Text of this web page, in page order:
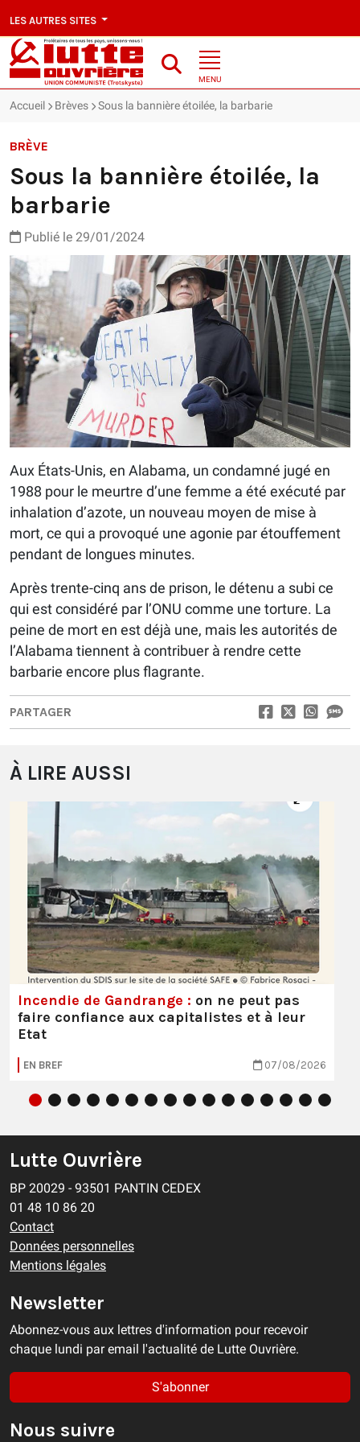
LES AUTRES SITES
MENU
Accueil Brèves Sous la bannière étoilée, la barbarie
BRÈVE
Sous la bannière étoilée, la
barbarie
Publié le 29/01/2024
Aux États-Unis, en Alabama, un condamné jugé en
1988 pour le meurtre d’une femme a été exécuté par
inhalation d’azote, un nouveau moyen de mise à
mort, ce qui a provoqué une agonie par étouffement
pendant de longues minutes.
Après trente-cinq ans de prison, le détenu a subi ce
qui est considéré par l’ONU comme une torture. La
peine de mort en est déjà une, mais les autorités de
l’Alabama tiennent à contribuer à rendre cette
barbarie encore plus flagrante.
PARTAGER
À LIRE AUSSI
Incendie de Gandrange : on ne peut pas
faire confiance aux capitalistes et à leur
Etat
EN BREF 07/08/2026
Lutte Ouvrière
BP 20029 - 93501 PANTIN CEDEX
01 48 10 86 20
Contact
Données personnelles
Mentions légales
Newsletter
Abonnez-vous aux lettres d'information pour recevoir
chaque lundi par email l'actualité de Lutte Ouvrière.
S'abonner
Nous suivre